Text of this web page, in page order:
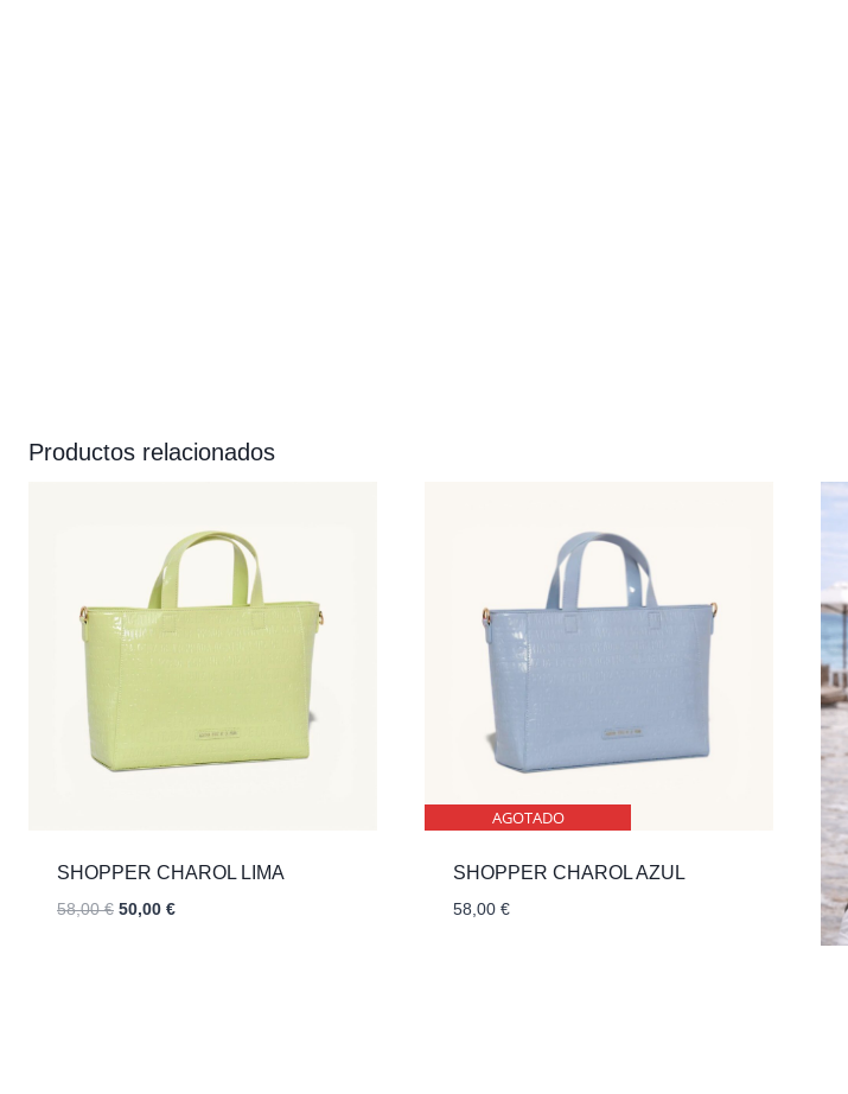
Productos relacionados
SHOPPER CHAROL LIMA
58,00€ El
50,00 €El
AGOTADO
SHOPPER CHAROL AZUL
58,00 €